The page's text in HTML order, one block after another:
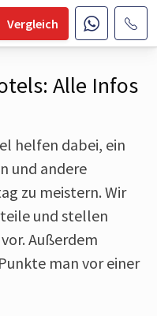
Alle Infos
helfen dabei, ein
und andere
zu meistern. Wir
und stellen
Außerdem
man vor einer
Vergleich